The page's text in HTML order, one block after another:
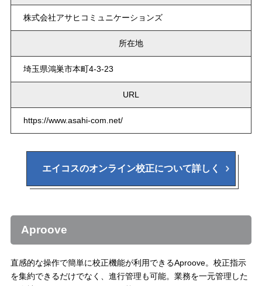
株式会社アサヒコミュニケーションズ
所在地
埼玉県鴻巣市本町4-3-23
URL
https://www.asahi-com.net/
エイコスのオンライン校正について詳しく
Aproove
直感的な操作で簡単に校正機能が利用できるAproove。校正指示
を集約できるだけでなく、進行管理も可能。業務を一元管理した